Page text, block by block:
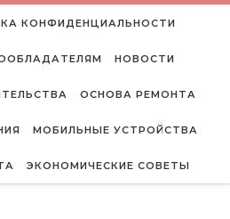
КОНФИДЕНЦИАЛЬНОСТИ
НОВОСТИ
ОСНОВА РЕМОНТА
МОБИЛЬНЫЕ УСТРОЙСТВА
ЭКОНОМИЧЕСКИЕ СОВЕТЫ